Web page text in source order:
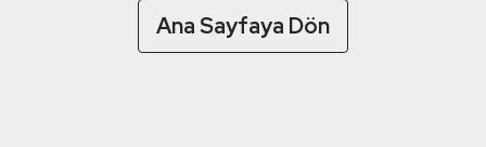
Ana Sayfaya Dön